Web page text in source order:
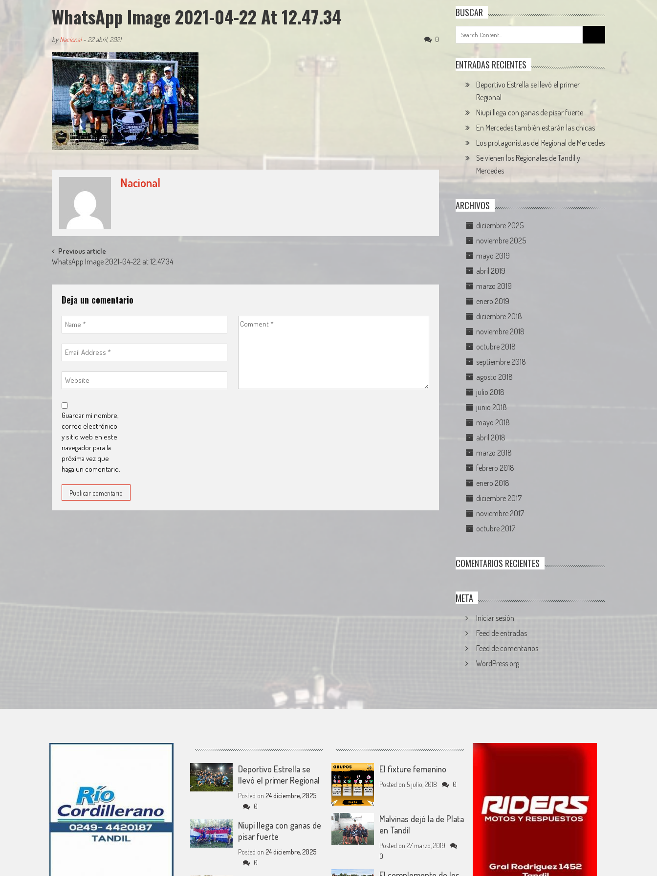
WhatsApp Image 2021-04-22 At 12.47.34
byNacional- 22 abril, 2021 0
Nacional
Post
navigation
Previous article
WhatsApp Image 2021-04-22 at 12.47.34
Deja un comentario
Guardar mi nombre,
correo electrónico
y sitio web en este
navegador para la
próxima vez que
haga un comentario.
BUSCAR
ENTRADAS RECIENTES
Deportivo Estrella se llevó el primer
Regional
Niupi llega con ganas de pisar fuerte
En Mercedes también estarán las chicas
Los protagonistas del Regional de Mercedes
Se vienen los Regionales de Tandil y
Mercedes
ARCHIVOS
diciembre 2025
noviembre 2025
mayo 2019
abril 2019
marzo 2019
enero 2019
diciembre 2018
noviembre 2018
octubre 2018
septiembre 2018
agosto 2018
julio 2018
junio 2018
mayo 2018
abril 2018
marzo 2018
febrero 2018
enero 2018
diciembre 2017
noviembre 2017
octubre 2017
COMENTARIOS RECIENTES
META
Iniciar sesión
Feed de entradas
Feed de comentarios
WordPress.org
Deportivo Estrella se
llevó el primer Regional
Posted on 24 diciembre, 2025
0
Niupi llega con ganas de
pisar fuerte
Posted on 24 diciembre, 2025
0
El fixture femenino
Posted on 5 julio, 2018 0
Malvinas dejó la de Plata
en Tandil
Posted on 27 marzo, 2019
0